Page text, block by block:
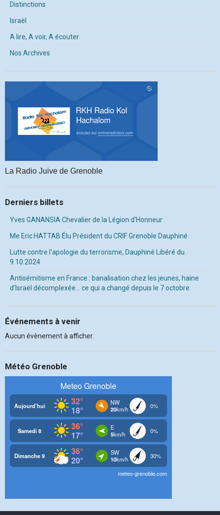
Distinctions
Israël
A lire, A voir, A écouter
Nos Archives
La Radio Juive de Grenoble
Derniers billets
Yves GANANSIA Chevalier de la Légion d'Honneur
Me Eric HATTAB Élu Président du CRIF Grenoble Dauphiné
Lutte contre l'apologie du terrorisme, Dauphiné Libéré du
9.10.2024
Antisémitisme en France : banalisation chez les jeunes, haine
d’Israël décomplexée… ce qui a changé depuis le 7 octobre
Événements à venir
Aucun évènement à afficher.
Météo Grenoble